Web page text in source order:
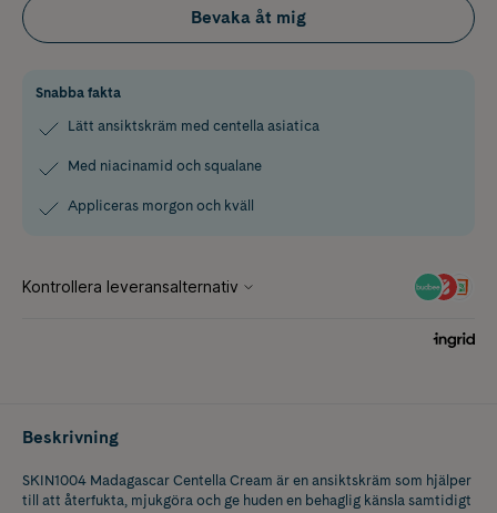
Bevaka åt mig
Snabba fakta
Lätt ansiktskräm med centella asiatica
Med niacinamid och squalane
Appliceras morgon och kväll
Beskrivning
SKIN1004 Madagascar Centella Cream är en ansiktskräm som hjälper
till att återfukta, mjukgöra och ge huden en behaglig känsla samtidigt